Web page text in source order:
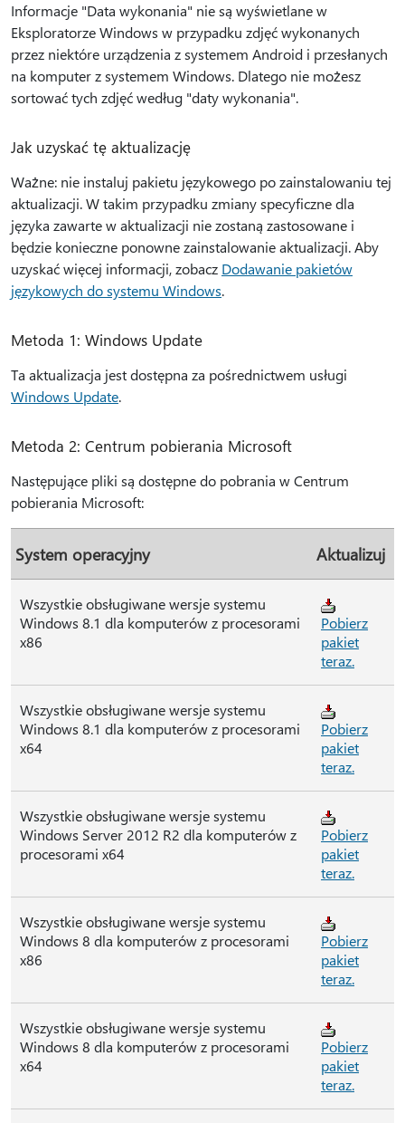
Informacje "Data wykonania" nie są wyświetlane w
Eksploratorze Windows w przypadku zdjęć wykonanych
przez niektóre urządzenia z systemem Android i przesłanych
na komputer z systemem Windows. Dlatego nie możesz
sortować tych zdjęć według "daty wykonania".
Jak uzyskać tę aktualizację
Ważne: nie instaluj pakietu językowego po zainstalowaniu tej
aktualizacji. W takim przypadku zmiany specyficzne dla
języka zawarte w aktualizacji nie zostaną zastosowane i
będzie konieczne ponowne zainstalowanie aktualizacji. Aby
uzyskać więcej informacji, zobacz Dodawanie pakietów
językowych do systemu Windows.
Metoda 1: Windows Update
Ta aktualizacja jest dostępna za pośrednictwem usługi
Windows Update.
Metoda 2: Centrum pobierania Microsoft
Następujące pliki są dostępne do pobrania w Centrum
pobierania Microsoft:
System operacyjny Aktualizuj
Wszystkie obsługiwane wersje systemu
Windows 8.1 dla komputerów z procesorami
x86
Pobierz
pakiet
teraz.
Wszystkie obsługiwane wersje systemu
Windows 8.1 dla komputerów z procesorami
x64
Pobierz
pakiet
teraz.
Wszystkie obsługiwane wersje systemu
Windows Server 2012 R2 dla komputerów z
procesorami x64
Pobierz
pakiet
teraz.
Wszystkie obsługiwane wersje systemu
Windows 8 dla komputerów z procesorami
x86
Pobierz
pakiet
teraz.
Wszystkie obsługiwane wersje systemu
Windows 8 dla komputerów z procesorami
x64
Pobierz
pakiet
teraz.